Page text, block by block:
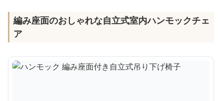
編み座面のおしゃれな自立式室内ハンモックチェ
ア